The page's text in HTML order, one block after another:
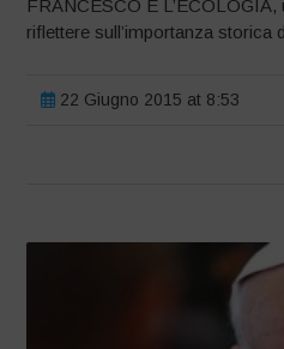
FRANCESCO E
riflettere sull’importanza storica
22 Giugno 2015 at 8:53